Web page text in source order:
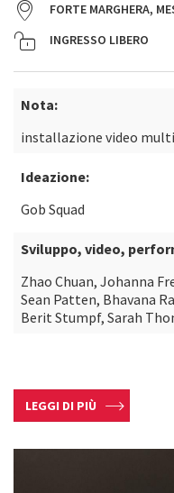
FORTE MARGHERA,
INGRESSO LIBERO
Nota:
installazione video
Ideazione:
Gob Squad
Sviluppo, video,
Zhao Chuan, Johanna
Sean Patten, Bhavana
Berit Stumpf, Sarah
LEGGI DI PIÙ